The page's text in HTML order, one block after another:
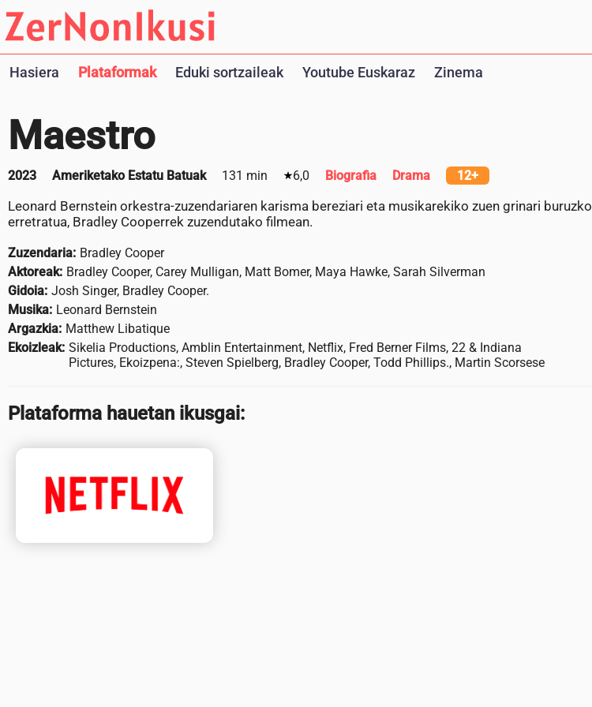
Hasiera Plataformak Eduki sortzaileak Youtube Euskaraz Zinema
Maestro
2023 Ameriketako Estatu Batuak 131 min 6,0 Biografia Drama 12+
Leonard Bernstein orkestra-zuzendariaren karisma bereziari eta musikarekiko zuen grinari buruzko
erretratua, Bradley Cooperrek zuzendutako filmean.
Zuzendaria: Bradley Cooper
Aktoreak: Bradley Cooper, Carey Mulligan, Matt Bomer, Maya Hawke, Sarah Silverman
Gidoia: Josh Singer, Bradley Cooper.
Musika: Leonard Bernstein
Argazkia: Matthew Libatique
Ekoizleak: Sikelia Productions, Amblin Entertainment, Netflix, Fred Berner Films, 22 & Indiana
Pictures, Ekoizpena:, Steven Spielberg, Bradley Cooper, Todd Phillips., Martin Scorsese
Plataforma hauetan ikusgai: